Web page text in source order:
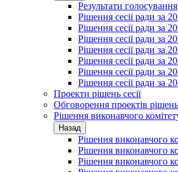
Результати голосування
Рішення сесії ради за
Рішення сесії ради за
Рішення сесії ради за
Рішення сесії ради за
Рішення сесії ради за
Рішення сесії ради за
Рішення сесії ради за
Проекти рішень сесії
Обговорення проектів рішень
Рішення виконавчого
Назад
Рішення виконавчого
Рішення виконавчого
Рішення виконавчого